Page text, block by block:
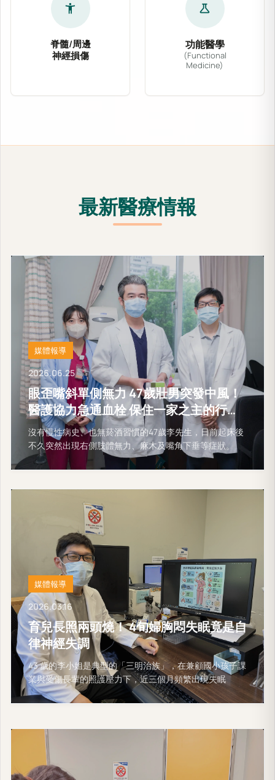
accessibility_new
脊髓/周邊
神經損傷
針對脊髓壓迫、坐骨神經痛、腕隧道症候群及
science
功能醫學
(Functional
Medicine)
最新醫療情報
媒體報導
2026.06.25
眼歪嘴斜單側無力 47歲壯男突發中風！
醫護協力急通血栓 保住一家之主的行動
能力
沒有慢性病史、也無菸酒習慣的47歲李先生，日前起床後
不久突然出現右側肢體無力、麻木及嘴角下垂等症狀。
媒體報導
2026.03.16
育兒長照兩頭燒！ 4旬婦胸悶失眠竟是自
律神經失調
43 歲的李小姐是典型的「三明治族」，在兼顧國小孩子課
業與受傷長輩的照護壓力下，近三個月頻繁出現失眠